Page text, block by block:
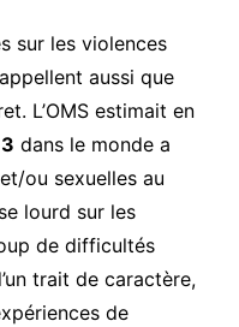
sur les violences
aussi que
L’OMS estimait en
dans le monde a
ou sexuelles au
lourd sur les
de difficultés
trait de caractère,
de